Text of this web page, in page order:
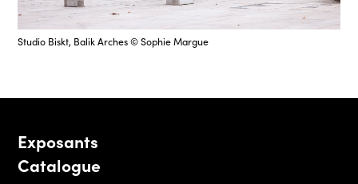
Studio Biskt, Balik Arches © Sophie Margue
Exposants
Catalogue